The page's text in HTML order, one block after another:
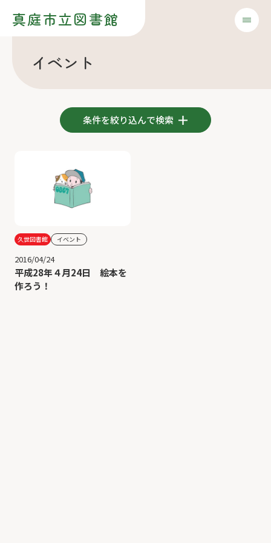
真庭市立図書館
イベント
条件を絞り込んで検索
久世図書館 イベント
2016/04/24
平成28年４月24日 絵本を
作ろう！